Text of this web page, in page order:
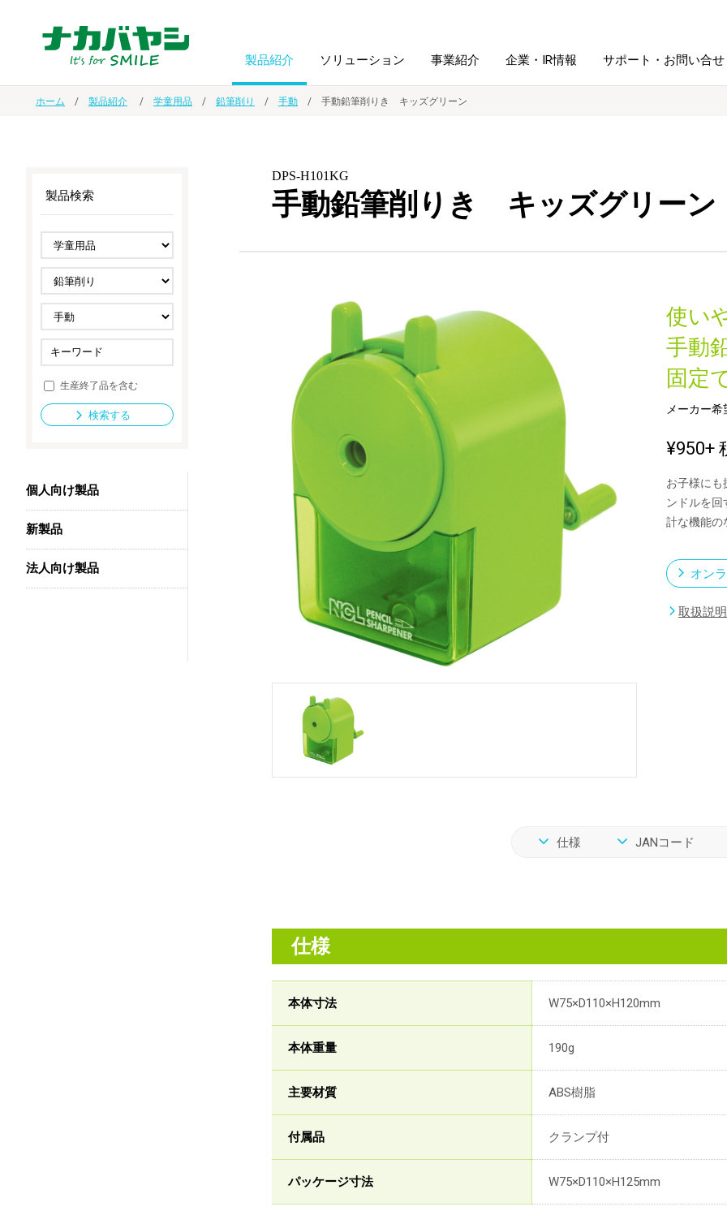
製品紹介
ノート・紙製品
ファイル・
ホルダー用品
スマートフォン・
タブレット関連
セキュリティ用品
法人向け製品 新製品一覧
ソリューション
オーダー手帳・ノベルティ制作 学校ソリューション
ドキュメントスキャニングサービス
導入事例
事業紹介 企業・IR情報
IR情報 沿革
サステナビリティ
サポート・お問い合せ
ホーム 製品紹介 学童用品 鉛筆削り 手動 手動鉛筆削りき キッズグリーン
DPS-H101KG
手動鉛筆削りき キッズグリーン
使い
手動
固定
メーカー
¥950+
お子様にも
ンドルを
計な機能
オン
取扱説
仕様 JANコード
仕様
本体寸法 W75×D110×H120mm
本体重量 190g
主要材質 ABS樹脂
付属品 クランプ付
パッケージ寸法 W75×D110×H125mm
製品検索
生産終了品を含む
検索する
個人向け製品
新製品
法人向け製品